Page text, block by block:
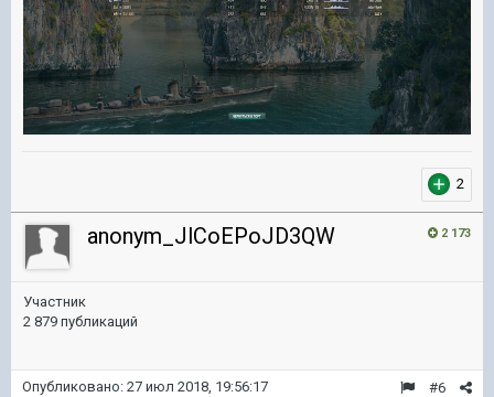
2
2 173
anonym_JlCoEPoJD3QW
Участник
2 879 публикаций
#6
Опубликовано: 27 июл 2018, 19:56:17